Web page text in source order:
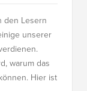
den Lesern
unserer
warum das
Hier ist